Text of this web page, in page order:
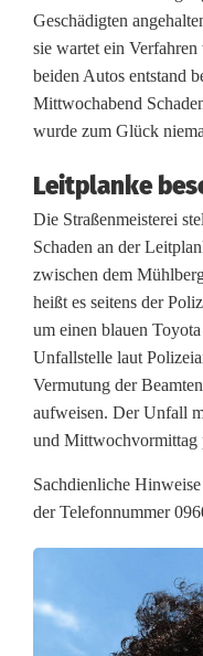
u
n
g
n
a
c
h
F
a
h
r
e
r
f
l
Geschädigten
sie wartet ein
beiden Autos entstand
Mittwochabend
wurde zum Glück
Leitplanke
Die Straßenmeisterei
Schaden an der
zwischen dem
heißt es seitens der
um einen blauen
Unfallstelle laut
Vermutung der
aufweisen. Der Unfall
und Mittwochvormittag
Sachdienliche
der Telefonnummer